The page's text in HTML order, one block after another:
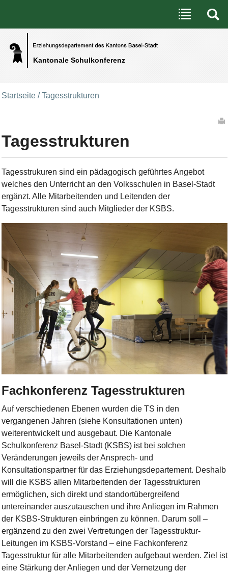
Kantonale Schulkonferenz
Benutzerspezifische Werkzeuge
Direkt zum Inhalt|Direkt zur Navigation
Startseite /Tagesstrukturen
Tagesstrukturen
Tagesstrukuren sind ein pädagogisch geführtes Angebot
welches den Unterricht an den Volksschulen in Basel-Stadt
ergänzt. Alle Mitarbeitenden und Leitenden der
Tagesstrukturen sind auch Mitglieder der KSBS.
Fachkonferenz Tagesstrukturen
Auf verschiedenen Ebenen wurden die TS in den
vergangenen Jahren (siehe Konsultationen unten)
weiterentwickelt und ausgebaut. Die Kantonale
Schulkonferenz Basel-Stadt (KSBS) ist bei solchen
Veränderungen jeweils der Ansprech- und
Konsultationspartner für das Erziehungsdepartement. Deshalb
will die KSBS allen Mitarbeitenden der Tagesstrukturen
ermöglichen, sich direkt und standortübergreifend
untereinander auszutauschen und ihre Anliegen im Rahmen
der KSBS-Strukturen einbringen zu können. Darum soll –
ergänzend zu den zwei Vertretungen der Tagesstruktur-
Leitungen im KSBS-Vorstand – eine Fachkonferenz
Tagesstruktur für alle Mitarbeitenden aufgebaut werden. Ziel ist
eine Stärkung der Anliegen und der Vernetzung der